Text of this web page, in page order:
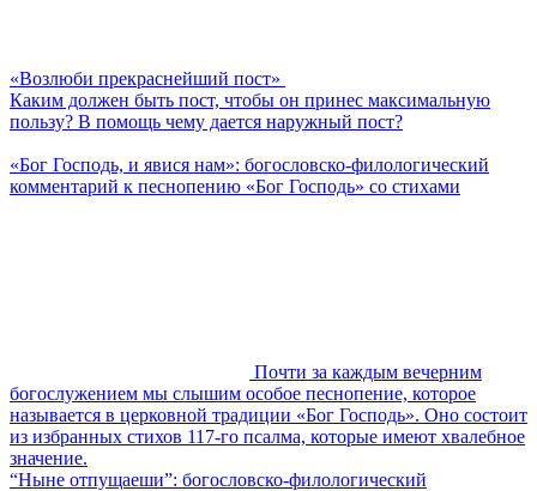
«Возлюби прекраснейший пост»
Каким должен быть пост, чтобы он принес максимальную
пользу? В помощь чему дается наружный пост?
«Бог Господь, и явися нам»: богословско-филологический
комментарий к песнопению «Бог Господь» со стихами
Почти за каждым вечерним
богослужением мы слышим особое песнопение, которое
называется в церковной традиции «Бог Господь». Оно состоит
из избранных стихов 117-го псалма, которые имеют хвалебное
значение.
“Ныне отпущаеши”: богословско-филологический